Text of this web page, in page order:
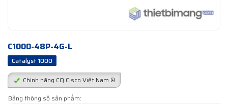
C1000-48P-4G-L
Catalyst 1000
Chính hãng CQ Cisco Việt Nam ®
Bảng thông số sản phẩm: